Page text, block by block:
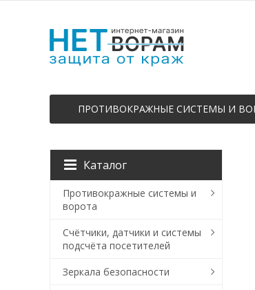
ПРОТИВОКРАЖНЫЕ СИСТЕМЫ И
Каталог
Противокражные системы и
ворота
Счётчики, датчики и системы
подсчёта посетителей
Зеркала безопасности